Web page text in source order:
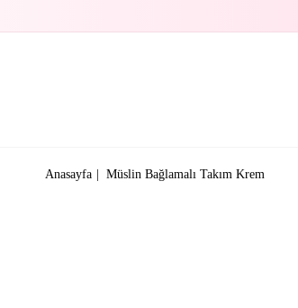
Anasayfa Müslin Bağlamalı Takım Krem